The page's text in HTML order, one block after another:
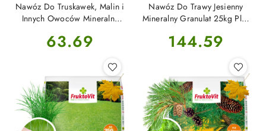
Nawóz Do Truskawek, Malin i
Innych Owoców Mineralny
Cena:
63.69
Nawóz Do Trawy Jesienny
Mineralny Granulat 25kg Plus
Cena:
144.59